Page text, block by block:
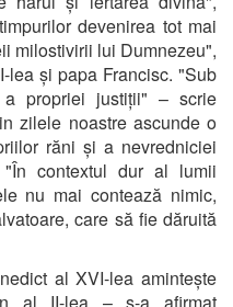
devenirea tot mai
milostivirii lui Dumnezeu",
lea și papa Francisc. "Sub
propriei justiții" – scrie
zilele noastre ascunde o
răni și a nevredniciei
contextul dur al lumii
nu mai contează nimic,
care să fie dăruită
al XVI-lea amintește
al II-lea – s-a afirmat